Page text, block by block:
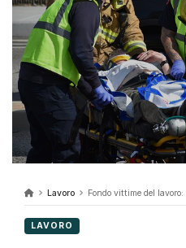
Lavoro Fondo vittime del
LAVORO